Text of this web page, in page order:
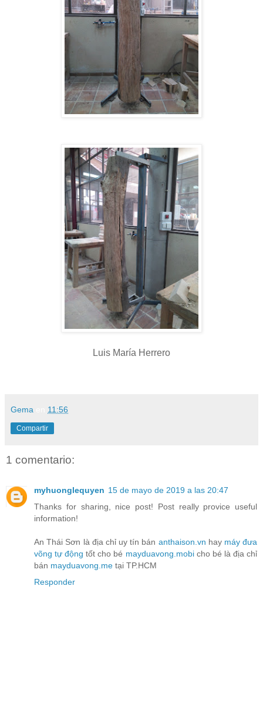
Luis María Herrero
Gema 11:56
Compartir
1 comentario:
myhuonglequyen 15 de mayo de 2019 a las 20:47
Thanks for sharing, nice post! Post really provice useful
information!
An Thái Sơn là địa chỉ uy tín bán anthaison.vn hay máy đưa
võng tự động tốt cho bé mayduavong.mobicho bé là địa chỉ
bán mayduavong.me tại TP.HCM
Responder